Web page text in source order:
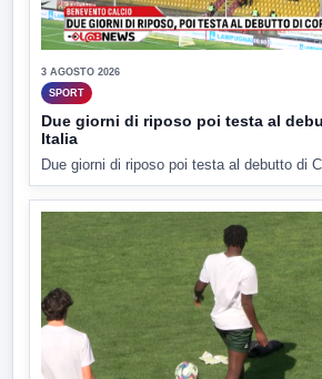
3 AGOSTO 2026
SPORT
Due giorni di riposo poi testa al
Italia
Due giorni di riposo poi testa al debutto di